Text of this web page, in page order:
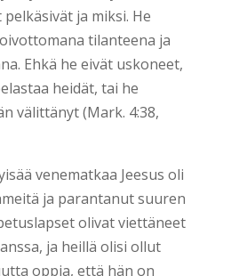
ja miksi. He
tilanteena ja
Ehkä he eivät uskoneet,
heidät, tai he
välittänyt (Mark. 4:38,
venematkaa Jeesus oli
ja parantanut suuren
olivat viettäneet
ja heillä olisi ollut
oppia, että hän on